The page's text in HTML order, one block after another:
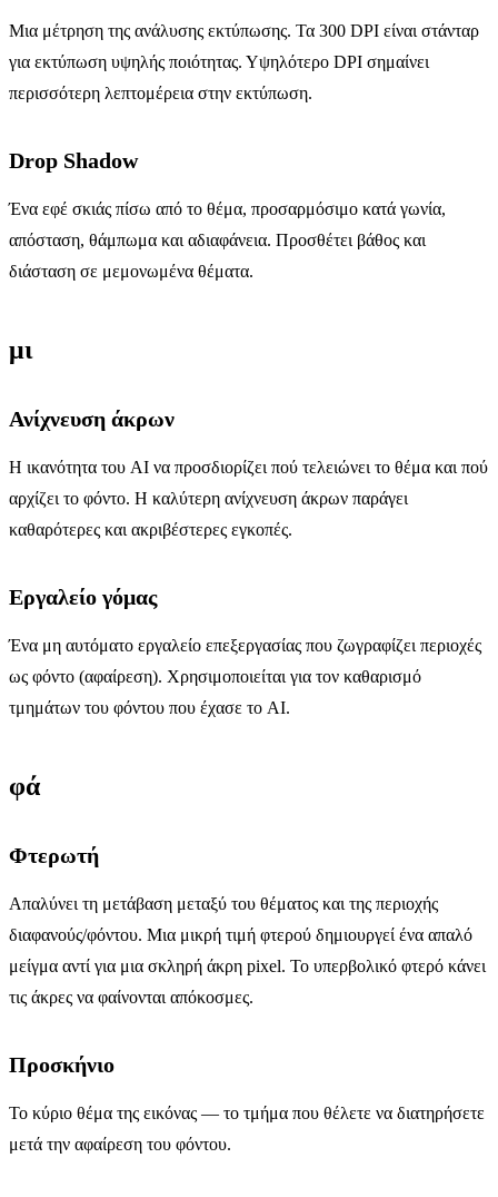
Μια μέτρηση της ανάλυσης εκτύπωσης. Τα 300 DPI είναι στάνταρ
για εκτύπωση υψηλής ποιότητας. Υψηλότερο DPI σημαίνει
περισσότερη λεπτομέρεια στην εκτύπωση.
Drop Shadow
Ένα εφέ σκιάς πίσω από το θέμα, προσαρμόσιμο κατά γωνία,
απόσταση, θάμπωμα και αδιαφάνεια. Προσθέτει βάθος και
διάσταση σε μεμονωμένα θέματα.
μι
Ανίχνευση άκρων
Η ικανότητα του AI να προσδιορίζει πού τελειώνει το θέμα και πού
αρχίζει το φόντο. Η καλύτερη ανίχνευση άκρων παράγει
καθαρότερες και ακριβέστερες εγκοπές.
Εργαλείο γόμας
Ένα μη αυτόματο εργαλείο επεξεργασίας που ζωγραφίζει περιοχές
ως φόντο (αφαίρεση). Χρησιμοποιείται για τον καθαρισμό
τμημάτων του φόντου που έχασε το AI.
φά
Φτερωτή
Απαλύνει τη μετάβαση μεταξύ του θέματος και της περιοχής
διαφανούς/φόντου. Μια μικρή τιμή φτερού δημιουργεί ένα απαλό
μείγμα αντί για μια σκληρή άκρη pixel. Το υπερβολικό φτερό κάνει
τις άκρες να φαίνονται απόκοσμες.
Προσκήνιο
Το κύριο θέμα της εικόνας — το τμήμα που θέλετε να διατηρήσετε
μετά την αφαίρεση του φόντου.